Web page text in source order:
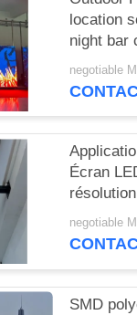
location
night bar
negotiable
Écran
2,5 mm
de
negotiable
SMD